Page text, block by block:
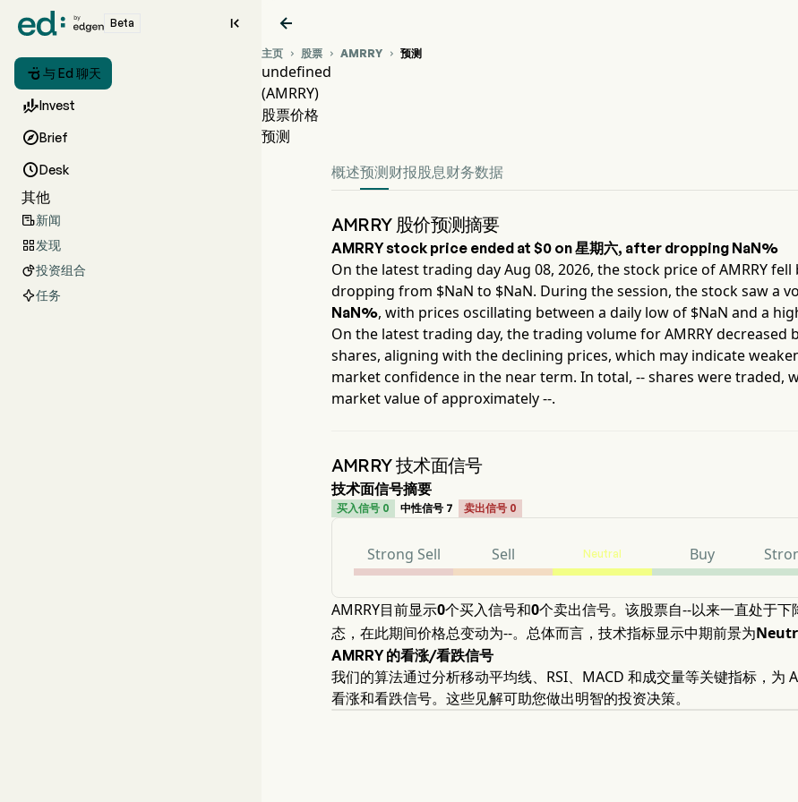
Beta 
 与 Ed 聊天
Invest
Brief
Desk
其他
新闻
发现
投资组合
任务

主页  股票  AMRRY  预测
undefined
(AMRRY)
股票价格
预测
概述预测 财报股息财务数据
AMRRY 股价预测摘要
AMRRYstock price ended at $0 on星期六, after dropping NaN%
On the latest trading dayAug 08, 2026, the stock price ofAMRRYfell
dropping from $NaN to $NaN. During the session, the stock saw a
NaN%, with prices oscillating between a daily low of $NaN and a
On the latest trading day, the trading volume forAMRRYdecreased
shares, aligning with the declining prices, which may indicate
market confidence in the near term. In total, --shares were traded,
market value of approximately--.
AMRRY 技术面信号
技术面信号摘要
买入信号 0 中性信号 7 卖出信号 0
Strong Sell Sell Neutral Buy
AMRRY目前显示0个买入信号和0个卖出信号。该股票自--以来一直处于下
态，在此期间价格总变动为--。总体而言，技术指标显示中期前景为
AMRRY 的看涨/看跌信号
我们的算法通过分析移动平均线、RSI、MACD 和成交量等关键指标，为
看涨和看跌信号。这些见解可助您做出明智的投资决策。